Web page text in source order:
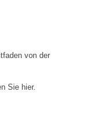
von der
Sie hier.